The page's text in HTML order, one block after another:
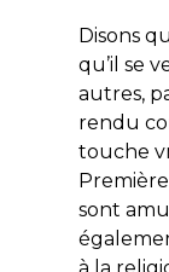
Disons
qu’il se
autres,
rendu
touche
sont